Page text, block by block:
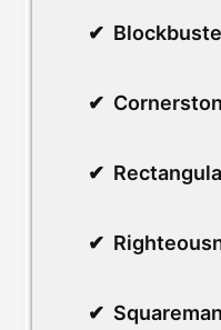
Squareman